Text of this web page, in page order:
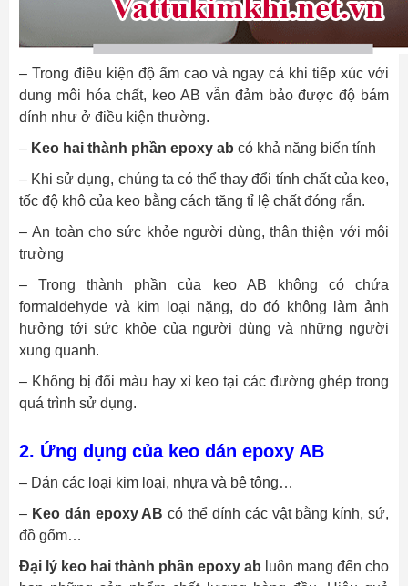
– Trong điều kiện độ ẩm cao và ngay cả khi tiếp xúc với
dung môi hóa chất, keo AB vẫn đảm bảo được độ bám
dính như ở điều kiện thường.
– Keo hai thành phần epoxy ab có khả năng biến tính
– Khi sử dụng, chúng ta có thể thay đổi tính chất của keo,
tốc độ khô của keo bằng cách tăng tỉ lệ chất đóng rắn.
– An toàn cho sức khỏe người dùng, thân thiện với môi
trường
– Trong thành phần của keo AB không có chứa
formaldehyde và kim loại nặng, do đó không làm ảnh
hưởng tới sức khỏe của người dùng và những người
xung quanh.
– Không bị đổi màu hay xì keo tại các đường ghép trong
quá trình sử dụng.
2. Ứng dụng của keo dán epoxy AB
– Dán các loại kim loại, nhựa và bê tông…
– Keo dán epoxy AB có thể dính các vật bằng kính, sứ,
đồ gốm…
Đại lý keo hai thành phần epoxy ab luôn mang đến cho